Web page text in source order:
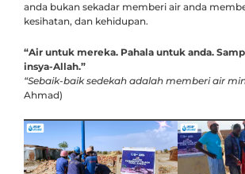
anda bukan sekadar memberi air anda
kesihatan, dan kehidupan.
“Air untuk mereka. Pahala untuk anda.
insya-Allah.”
“Sebaik-baik sedekah adalah memberi air
Ahmad)